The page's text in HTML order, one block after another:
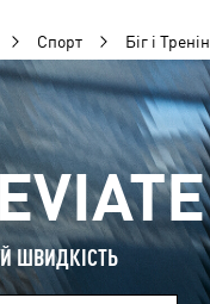
Спорт Біг і
ШВИДКІСТЬ